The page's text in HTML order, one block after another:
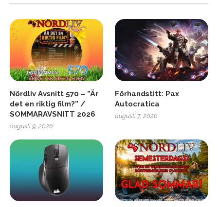
Nördliv Avsnitt 570 – ”Är
det en riktig film?” /
SOMMARAVSNITT 2026
augusti 9, 2026
Förhandstitt: Pax
Autocratica
augusti 7, 2026